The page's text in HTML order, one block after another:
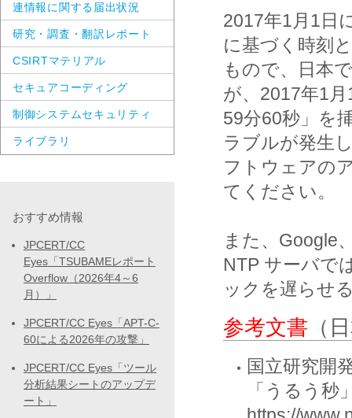
2017年1月1日
に基づく時刻
もので、日本
が、2017年1
59分60秒」を
ラブルが発生
フトウェアの
てください。
また、Google
NTP サーバで
ックを遅らせ
参考文書 （
国立研究開
「うるう秒
連情報に関する届出状況
研究・調査・翻訳レポート
CSIRTマテリアル
セキュアコーディング
制御システムセキュリティ
ライブラリ
おすすめ情報
JPCERT/CC
Eyes「TSUBAMEレポート
Overflow（2026年4～6
月）」
JPCERT/CC Eyes「APT-C-
60による2026年の攻撃」
JPCERT/CC Eyes「ツール
分析結果シートのアップデ
ート」